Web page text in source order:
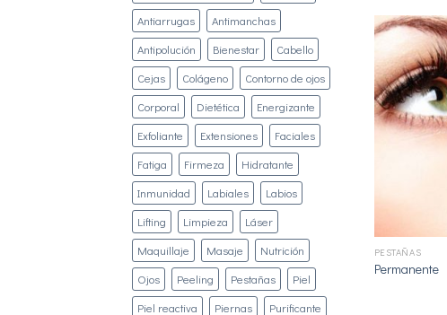
Antiarrugas
Antimanchas
Antipolución
Bienestar
Cabello
Cejas
Colágeno
Contorno de ojos
Corporal
Dietética
Energizante
Exfoliante
Extensiones
Faciales
Fatiga
Firmeza
Hidratante
Inmunidad
Labiales
Labios
Lifting
Limpieza
Láser
Maquillaje
Masaje
Nutrición
Ojos
Peeling Pestañas
Piel
Piel reactiva
Piernas Purificante
PESTAÑAS
Permanente